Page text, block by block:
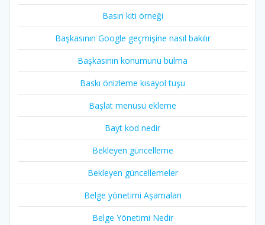
Basın kiti örneği
Başkasının Google geçmişine nasıl bakılır
Başkasının konumunu bulma
Baskı önizleme kısayol tuşu
Başlat menüsü ekleme
Bayt kod nedir
Bekleyen güncelleme
Bekleyen güncellemeler
Belge yönetimi Aşamaları
Belge Yönetimi Nedir